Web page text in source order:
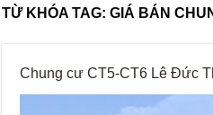
TỪ KHÓA TAG:GIÁ BÁN
Chung cư CT5-CT6 Lê Đức